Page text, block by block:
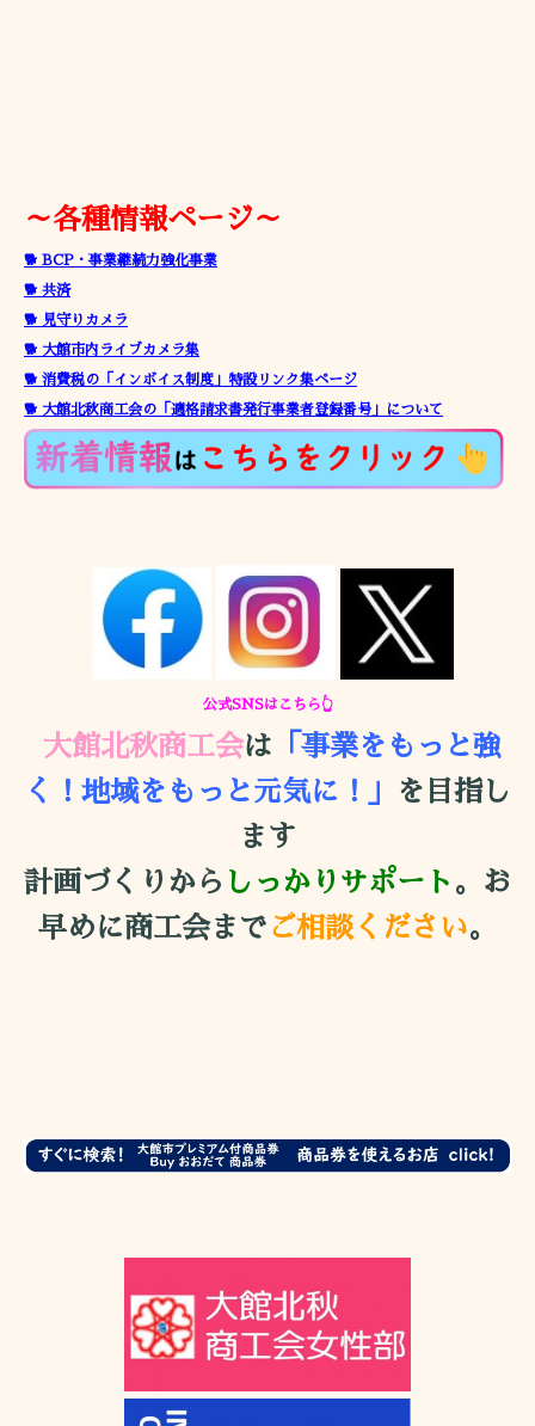
～各種情報ページ～
🐕 BCP・事業継続力強化事業
🐕 共済
🐕 見守りカメラ
🐕 大館市内ライブカメラ集
🐕 消費税の「インボイス制度」特設リンク集ページ
🐕 大館北秋商工会の「適格請求書発行事業者登録番号」について
公式SNSはこちら👆
大館北秋商工会は 「事業をもっと強
く！地域をもっと元気に！」
を目指し
ます
計画づくりから しっかりサポート 。お
早めに商工会まで ご相談ください。